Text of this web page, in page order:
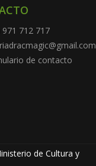
971 712 717
de contacto
de Cultura y